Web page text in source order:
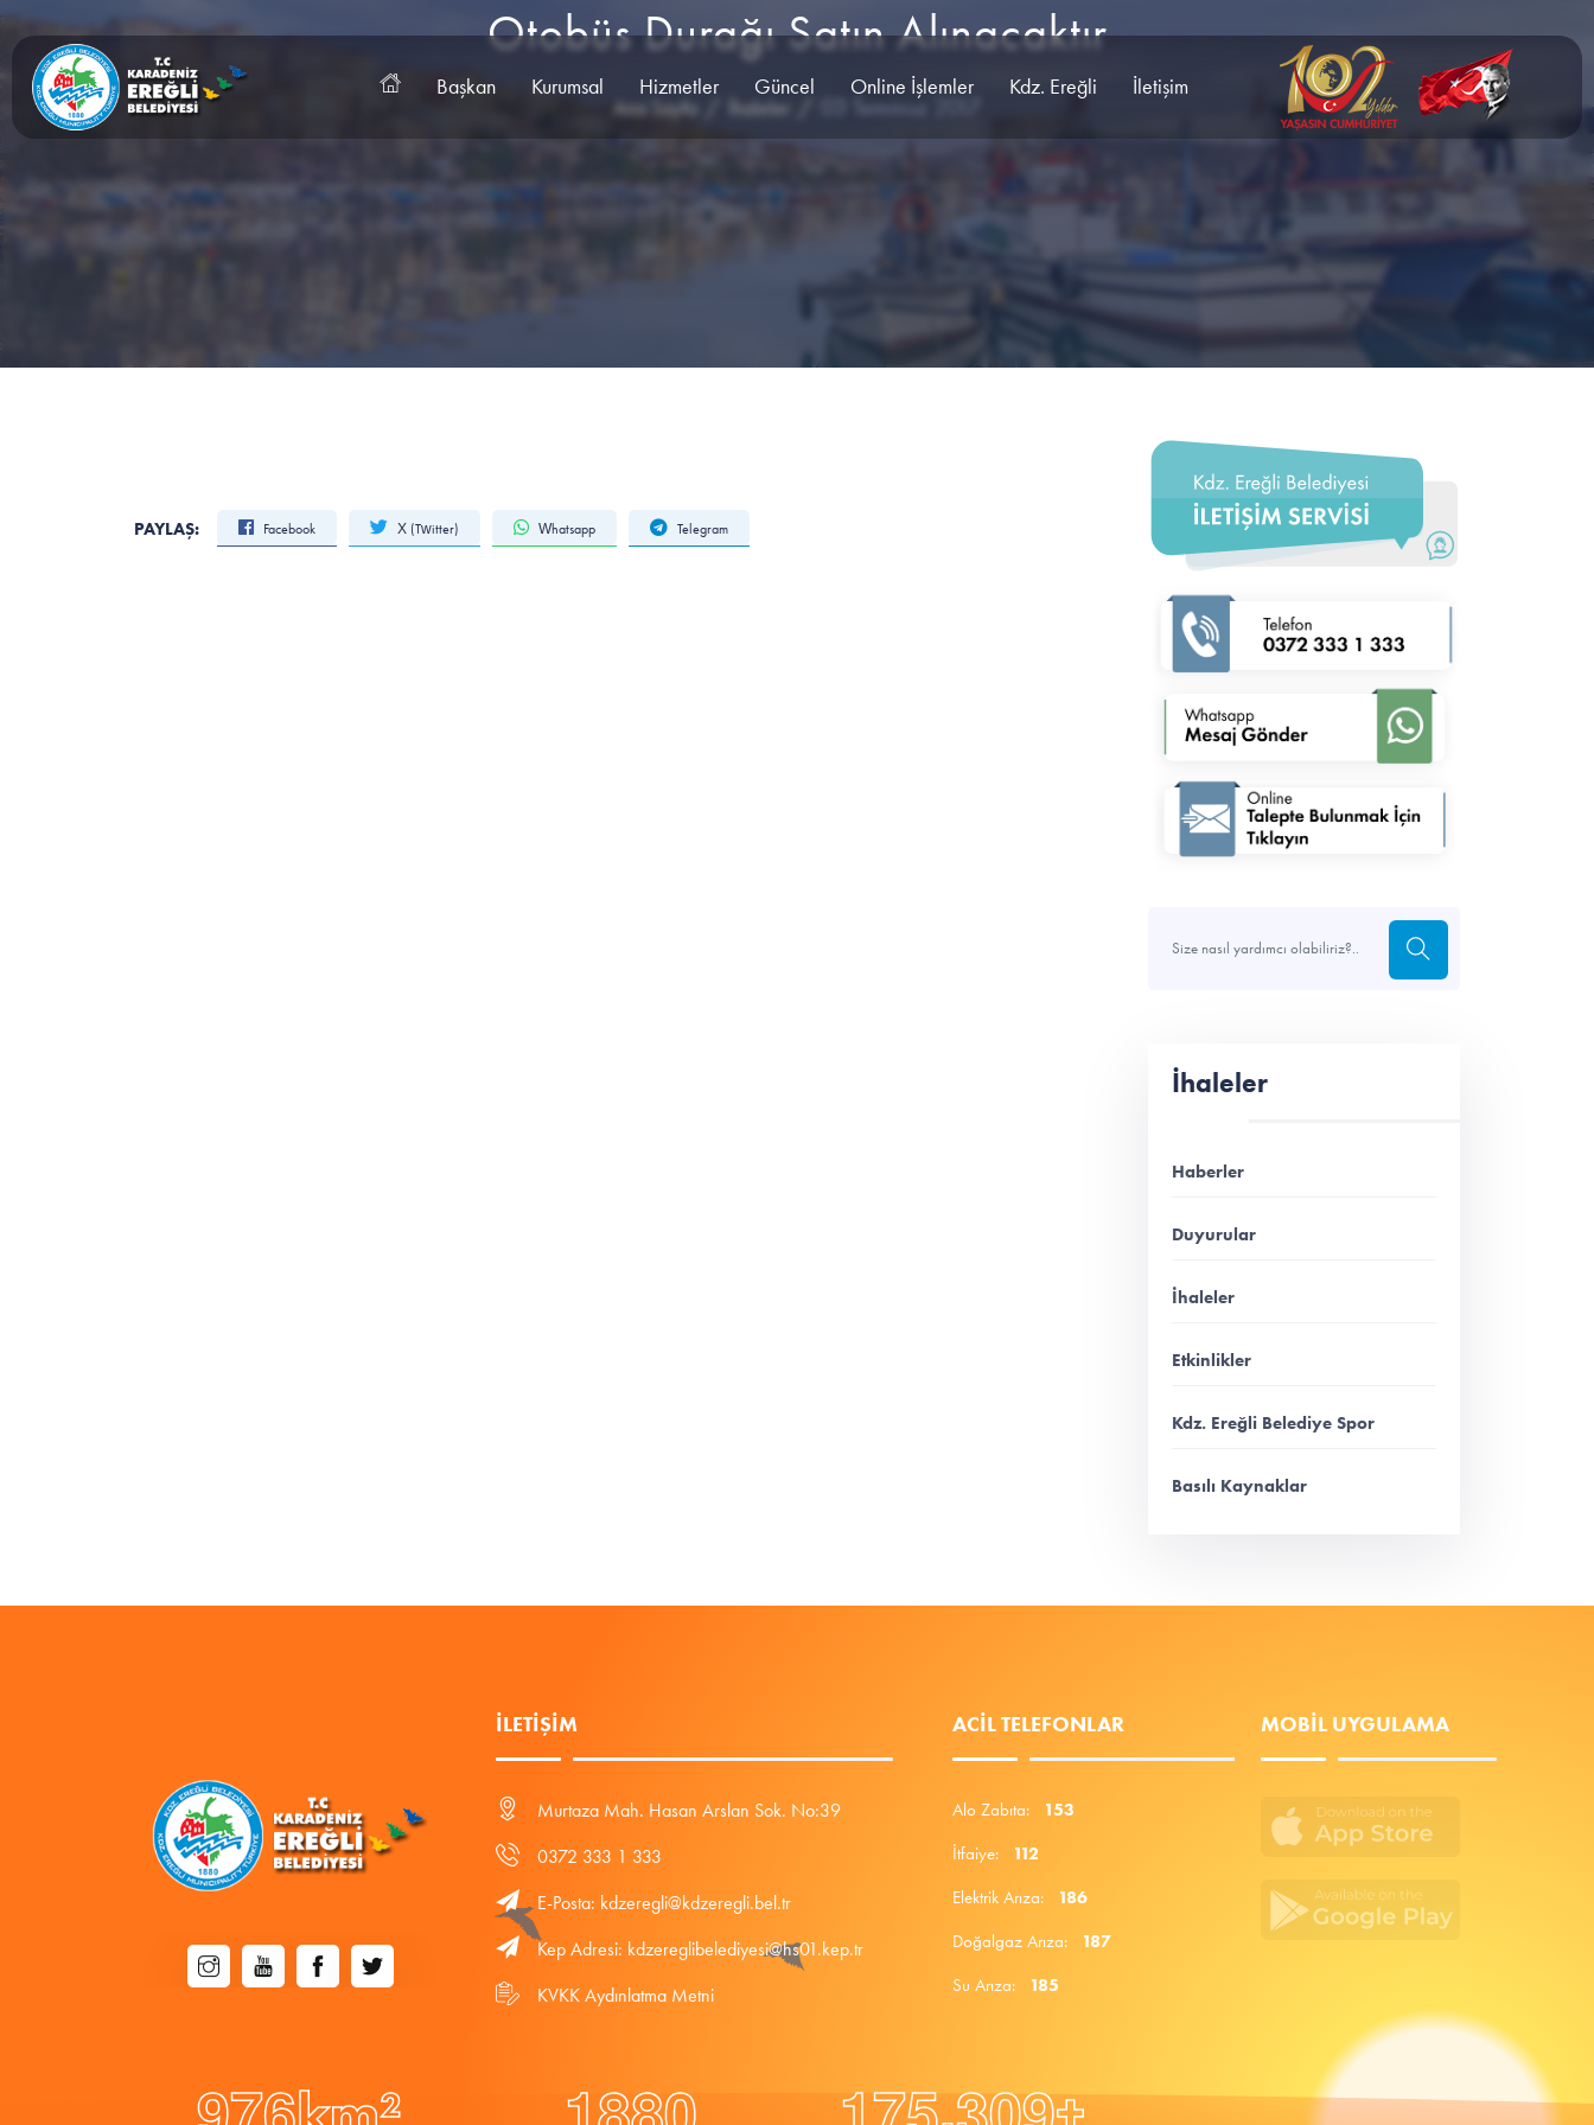
Başkan Kurumsal Hizmetler Güncel Online İşlemler Kdz. Ereğli İletişim
Otobüs Durağı Satın Alınacaktır
Ana Sayfa İhaleler 03 Temmuz 2017
PAYLAŞ: Facebook X (Twitter) Whatsapp Telegram
İhaleler
Haberler
Duyurular
İhaleler
Etkinlikler
Kdz. Ereğli Belediye Spor
Basılı Kaynaklar
İLETIŞIM
Murtaza Mah. Hasan Arslan Sok. No:39
0372 333 1 333
E-Posta: kdzeregli@kdzeregli.bel.tr
Kep Adresi: kdzereglibelediyesi@hs01.kep.tr
KVKK Aydınlatma Metni
ACIL TELEFONLAR
Alo Zabıta: 153
İtfaiye: 112
Elektrik Arıza: 186
Doğalgaz Arıza: 187
Su Arıza: 185
MOBIL UYGULAMA
.